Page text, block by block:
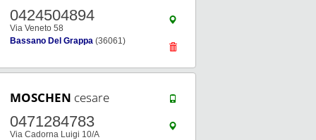
0424504894
Via Veneto 58
Bassano Del Grappa (36061)
MOSCHEN cesare
0471284783
Via Cadorna Luigi 10/A